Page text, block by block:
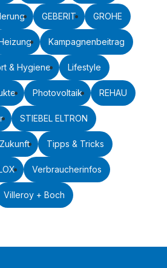
GEBERIT GROHE
Kampagnenbeitrag
& Hygiene Lifestyle
Photovoltaik REHAU
STIEBEL ELTRON
Tipps & Tricks
Verbraucherinfos
Villeroy + Boch